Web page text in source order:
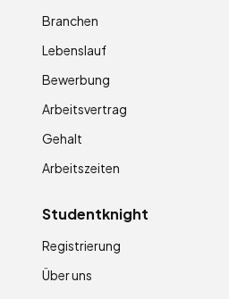
Branchen
Lebenslauf
Bewerbung
Arbeitsvertrag
Gehalt
Arbeitszeiten
Studentknight
Registrierung
Über uns